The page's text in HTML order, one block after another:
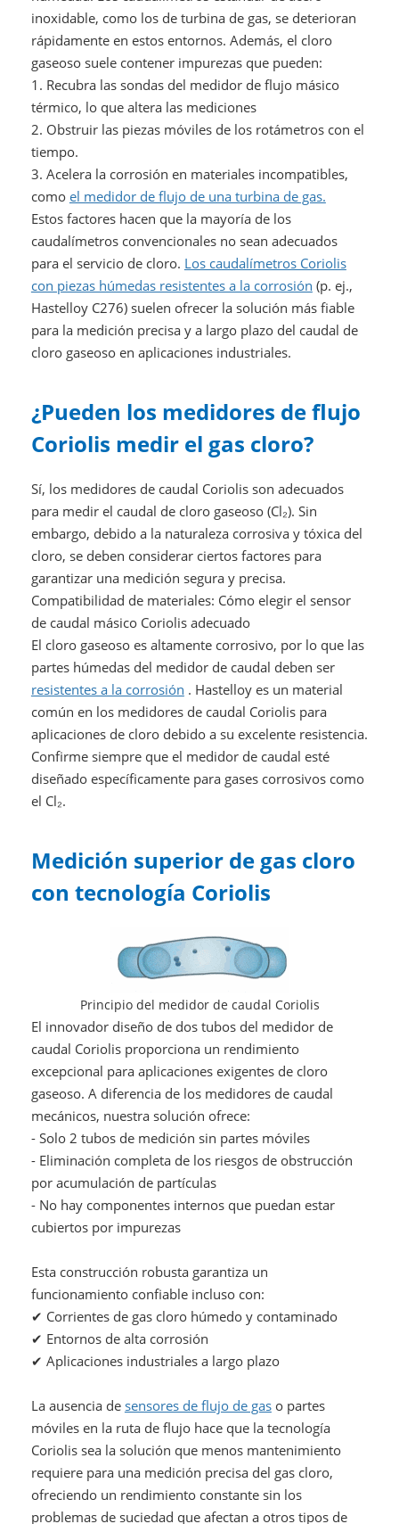
inoxidable, como los de turbina de gas, se deterioran
rápidamente en estos entornos. Además, el cloro
gaseoso suele contener impurezas que pueden:
1. Recubra las sondas del medidor de flujo másico
térmico, lo que altera las mediciones
2. Obstruir las piezas móviles de los rotámetros con el
tiempo.
3. Acelera la corrosión en materiales incompatibles,
como el medidor de flujo de una turbina de gas.
Estos factores hacen que la mayoría de los
caudalímetros convencionales no sean adecuados
para el servicio de cloro. Los caudalímetros Coriolis
con piezas húmedas resistentes a la corrosión (p. ej.,
Hastelloy C276) suelen ofrecer la solución más fiable
para la medición precisa y a largo plazo del caudal de
cloro gaseoso en aplicaciones industriales.
¿Pueden los medidores de flujo
Coriolis medir el gas cloro?
Sí, los medidores de caudal Coriolis son adecuados
para medir el caudal de cloro gaseoso (Cl₂). Sin
embargo, debido a la naturaleza corrosiva y tóxica del
cloro, se deben considerar ciertos factores para
garantizar una medición segura y precisa.
Compatibilidad de materiales: Cómo elegir el sensor
de caudal másico Coriolis adecuado
El cloro gaseoso es altamente corrosivo, por lo que las
partes húmedas del medidor de caudal deben ser
resistentes a la corrosión . Hastelloy es un material
común en los medidores de caudal Coriolis para
aplicaciones de cloro debido a su excelente resistencia.
Confirme siempre que el medidor de caudal esté
diseñado específicamente para gases corrosivos como
el Cl₂.
Medición superior de gas cloro
con tecnología Coriolis
Principio del medidor de caudal Coriolis
El innovador diseño de dos tubos del medidor de
caudal Coriolis proporciona un rendimiento
excepcional para aplicaciones exigentes de cloro
gaseoso. A diferencia de los medidores de caudal
mecánicos, nuestra solución ofrece:
- Solo 2 tubos de medición sin partes móviles
- Eliminación completa de los riesgos de obstrucción
por acumulación de partículas
- No hay componentes internos que puedan estar
cubiertos por impurezas
Esta construcción robusta garantiza un
funcionamiento confiable incluso con:
✔ Corrientes de gas cloro húmedo y contaminado
✔ Entornos de alta corrosión
✔ Aplicaciones industriales a largo plazo
La ausencia de sensores de flujo de gaso partes
móviles en la ruta de flujo hace que la tecnología
Coriolis sea la solución que menos mantenimiento
requiere para una medición precisa del gas cloro,
ofreciendo un rendimiento constante sin los
problemas de suciedad que afectan a otros tipos de